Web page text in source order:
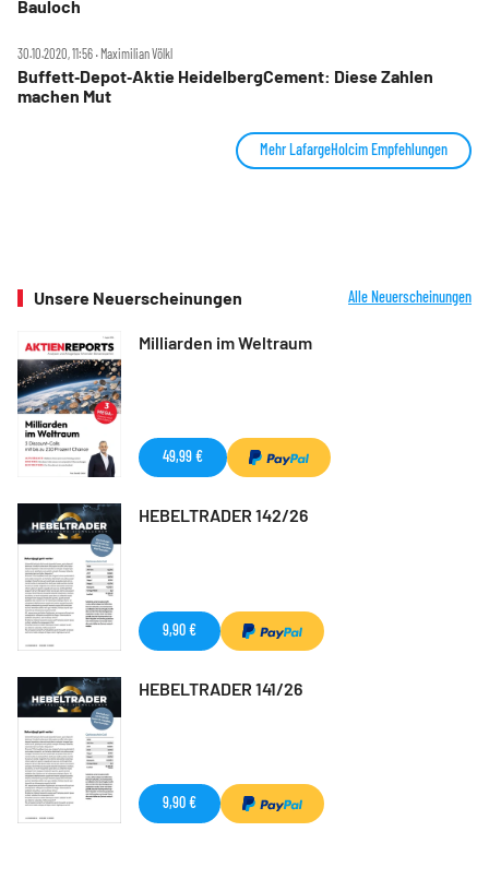
Bauloch
30.10.2020, 11:56 ‧ Maximilian Völkl
Buffett‑Depot‑Aktie HeidelbergCement: Diese Zahlen
machen Mut
Mehr LafargeHolcim Empfehlungen
Unsere Neuerscheinungen Alle Neuerscheinungen
Milliarden im Weltraum
49,99 €
HEBELTRADER 142/26
9,90 €
HEBELTRADER 141/26
9,90 €